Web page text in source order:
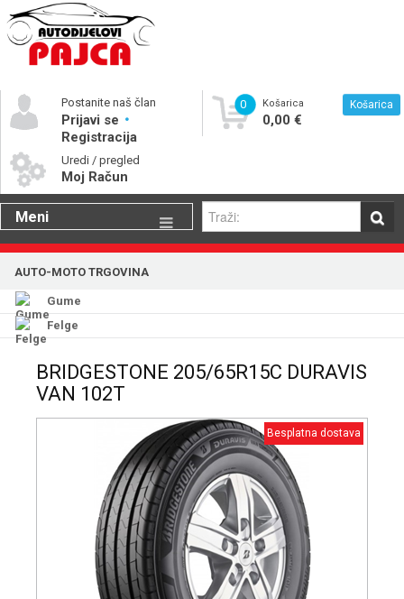
Postanite naš član
Prijavi se
Registracija
Uredi / pregled
Moj Račun
0 Košarica
0,00 €
Košarica
Meni
Gume
Katalog rezervnih dijelova
AUTO-MOTO TRGOVINA
Gume
Felge
BRIDGESTONE 205/65R15C DURAVIS
VAN 102T
Besplatna dostava